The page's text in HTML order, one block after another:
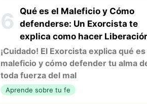
6
Qué es el Maleficio y Cómo
defenderse: Un Exorcista te
explica como hacer
¡Cuidado! El Exorcista explica qué
maleficio y cómo defender tu alma
toda fuerza del mal
Aprende sobre tu fe